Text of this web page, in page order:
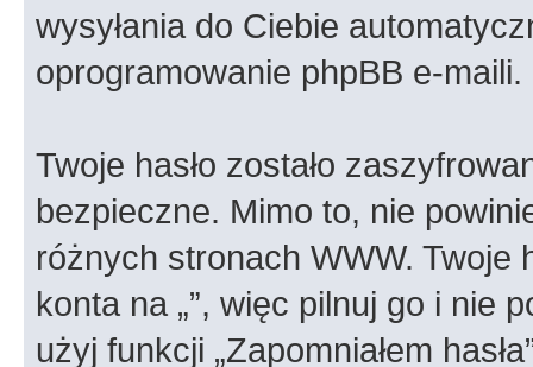
wysyłania do Ciebie
oprogramowanie phpBB e-maili.
Twoje hasło zostało
bezpieczne. Mimo to, nie
różnych stronach WWW. Twoje
konta na „”, więc pilnuj go i nie
użyj funkcji „Zapomniałem